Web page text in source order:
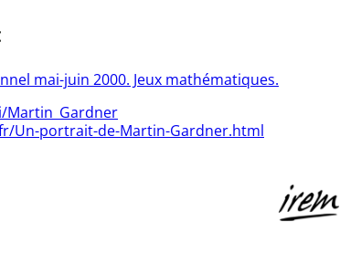
mai-juin 2000. Jeux mathématiques.
Un-portrait-de-Martin-Gardner.html